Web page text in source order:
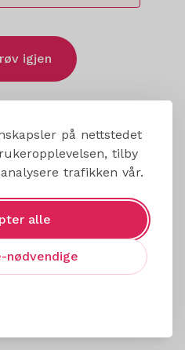
på nettstedet
tilby
trafikken vår.
alle
nødvendige
igjen